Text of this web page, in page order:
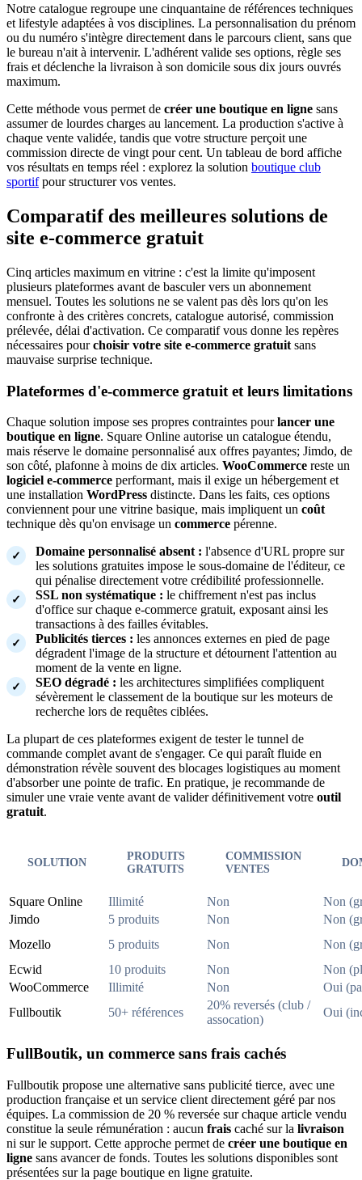
Notre catalogue regroupe une cinquantaine de références techniques
et lifestyle adaptées à vos disciplines. La personnalisation du prénom
ou du numéro s'intègre directement dans le parcours client, sans que
le bureau n'ait à intervenir. L'adhérent valide ses options, règle ses
frais et déclenche la livraison à son domicile sous dix jours ouvrés
maximum.
Cette méthode vous permet de créer une boutique en ligne sans
assumer de lourdes charges au lancement. La production s'active à
chaque vente validée, tandis que votre structure perçoit une
commission directe de vingt pour cent. Un tableau de bord affiche
vos résultats en temps réel : explorez la solution boutique club
sportifpour structurer vos ventes.
Comparatif des meilleures solutions de
site e-commerce gratuit
Cinq articles maximum en vitrine : c'est la limite qu'imposent
plusieurs plateformes avant de basculer vers un abonnement
mensuel. Toutes les solutions ne se valent pas dès lors qu'on les
confronte à des critères concrets, catalogue autorisé, commission
prélevée, délai d'activation. Ce comparatif vous donne les repères
nécessaires pourchoisir votre site e-commerce gratuit sans
mauvaise surprise technique.
Plateformes d'e-commerce gratuit et leurs limitations
Chaque solution impose ses propres contraintes pourlancer une
boutique en ligne. Square Online autorise un catalogue étendu,
mais réserve le domaine personnalisé aux offres payantes; Jimdo, de
son côté, plafonne à moins de dix articles. WooCommerce reste un
logiciel e-commerce performant, mais il exige un hébergement et
une installation WordPress distincte. Dans les faits, ces options
conviennent pour une vitrine basique, mais impliquent un coût
technique dès qu'on envisage un commerce pérenne.
Domaine personnalisé absent : l'absence d'URL propre sur
les solutions gratuites impose le sous-domaine de l'éditeur, ce
qui pénalise directement votre crédibilité professionnelle.
SSL non systématique : le chiffrement n'est pas inclus
d'office sur chaque e-commerce gratuit, exposant ainsi les
transactions à des failles évitables.
Publicités tierces : les annonces externes en pied de page
dégradent l'image de la structure et détournent l'attention au
moment de la vente en ligne.
SEO dégradé : les architectures simplifiées compliquent
sévèrement le classement de la boutique sur les moteurs de
recherche lors de requêtes ciblées.
La plupart de ces plateformes exigent de tester le tunnel de
commande complet avant de s'engager. Ce qui paraît fluide en
démonstration révèle souvent des blocages logistiques au moment
d'absorber une pointe de trafic. En pratique, je recommande de
simuler une vraie vente avant de valider définitivement votre outil
gratuit.
SOLUTION
PRODUITS
GRATUITS
COMMISSION
VENTES
Square Online Illimité Non
Non
Jimdo
5 produits Non
Non
Mozello
5 produits Non
Non
Ecwid
10 produits Non
Non
WooCommerce
Illimité Non
Oui
Fullboutik
50+ références
20% reversés (club /
assocation)
Oui
FullBoutik, un commerce sans frais cachés
Fullboutik propose une alternative sans publicité tierce, avec une
production française et un service client directement géré par nos
équipes. La commission de 20 % reversée sur chaque article vendu
constitue la seule rémunération : aucun frais caché sur la livraison
ni sur le support. Cette approche permet de créer une boutique en
ligne sans avancer de fonds. Toutes les solutions disponibles sont
présentées sur la page boutique en ligne gratuite.